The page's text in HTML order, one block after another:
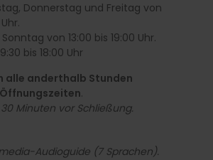
Donnerstag und Freitag von
von 13:00 bis 19:00 Uhr.
bis 18:00 Uhr
alle anderthalb Stunden
.
30 Minuten vor Schließung.
Audioguide (7 Sprachen).